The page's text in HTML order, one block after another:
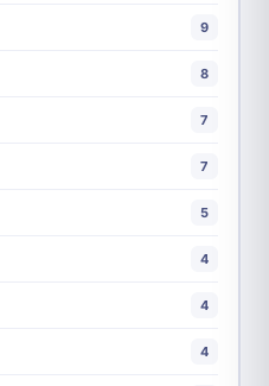
9
8
7
7
5
4
4
4